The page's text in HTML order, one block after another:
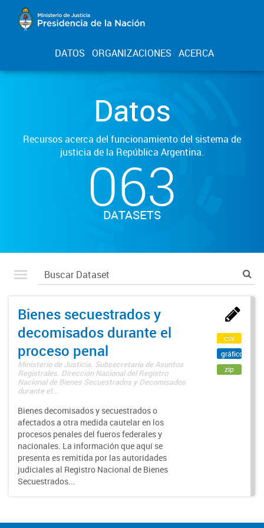
DATOS ORGANIZACIONES ACERCA
Datos
Recursos acerca del funcionamiento del sistema de
justicia de la República Argentina.
063
DATASETS
Bienes secuestrados y
decomisados durante el
proceso penal
Ministerio de Justicia. Subsecretaría de Asuntos
Registrales. Dirección Nacional del Registro
Nacional de Bienes Secuestrados y Decomisados
durante el...
Bienes decomisados y secuestrados o
afectados a otra medida cautelar en los
procesos penales del fueros federales y
nacionales. La información que aquí se
presenta es remitida por las autoridades
judiciales al Registro Nacional de Bienes
Secuestrados...
csv
gráfico
zip